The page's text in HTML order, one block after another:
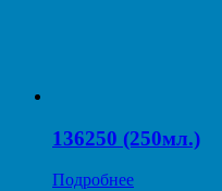
136250 (250мл.)
Подробнее